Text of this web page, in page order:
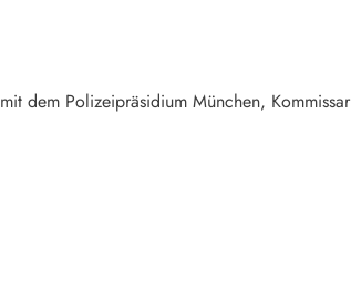
dem Polizeipräsidium München,